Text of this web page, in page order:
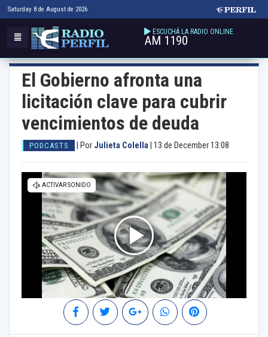
Saturday 8 de August de 2026
ESCUCHÁ LA RADIO ONLINE
AM 1190
El Gobierno afronta una
licitación clave para cubrir
vencimientos de deuda
PODCASTS Por Julieta Colella 13 de December 13:08